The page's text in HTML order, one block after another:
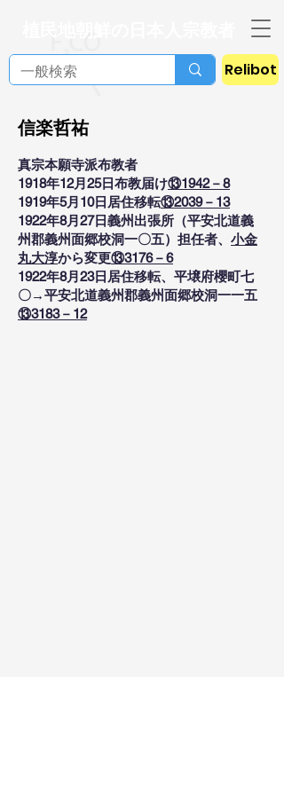
Relibot
信楽哲祐
真宗本願寺派布教者
1918年12月25日布教届け⑬1942－8
1919年5月10日居住移転⑬2039－13
1922年8月27日義州出張所（平安北道義
州郡義州面郷校洞一〇五）担任者、 小金
丸大淳から変更⑬3176－6
1922年8月23日居住移転、平壌府櫻町七
〇→平安北道義州郡義州面郷校洞一一五
⑬3183－12